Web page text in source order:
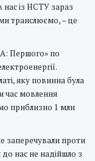
нас із НСТУ зараз
транслюємо, – це
Першого» по
яку повинна була
час мовлення
приблизно 1 млн
заперечували проти
нас не надійшло з